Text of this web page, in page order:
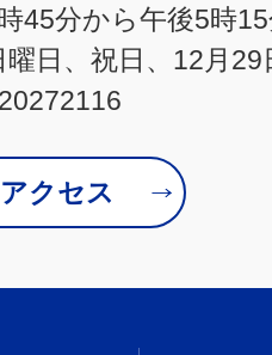
45分から午後5時
曜日、祝日、12月
クセス